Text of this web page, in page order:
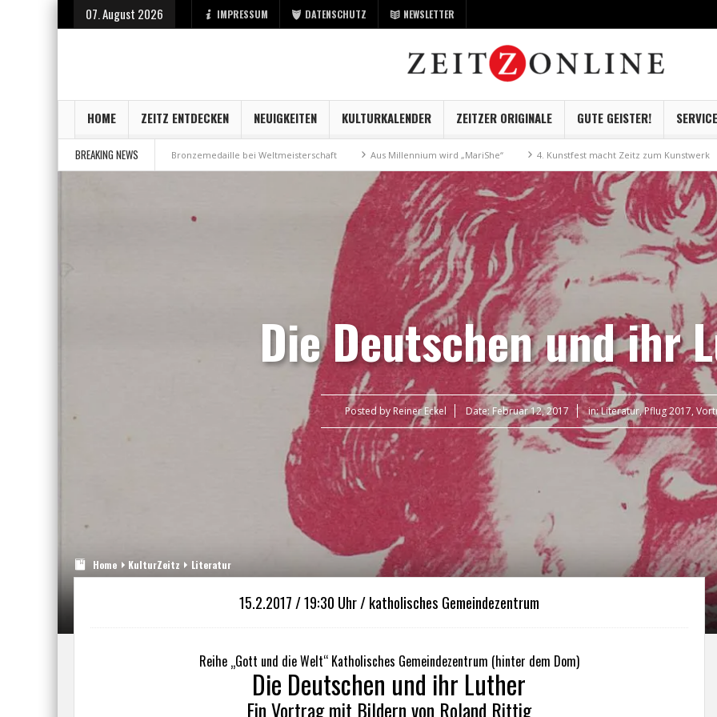
07. August 2026 IMPRESSUM DATENSCHUTZ NEWSLETTER
HOME ZEITZ ENTDECKEN NEUIGKEITEN KULTURKALENDER ZEITZER ORIGINALE GUTE GEISTER! SERVICE
BREAKING NEWS
bei der Stadt Zeitz Bronzemedaille bei Weltmeisterschaft Aus Millennium wird „MariShe“ 4. Kunstfest macht Zeitz zum Kunstwerk
Die Deutschen und ihr
Posted by Reiner Eckel Date: Februar 12, 2017 in:Literatur,Pflug 2017,
Home KulturZeitz Literatur
15.2.2017 / 19:30 Uhr / katholisches Gemeindezentrum
Reihe „Gott und die Welt“ Katholisches Gemeindezentrum (hinter dem Dom)
Die Deutschen und ihr Luther
Ein Vortrag mit Bildern von Roland Rittig